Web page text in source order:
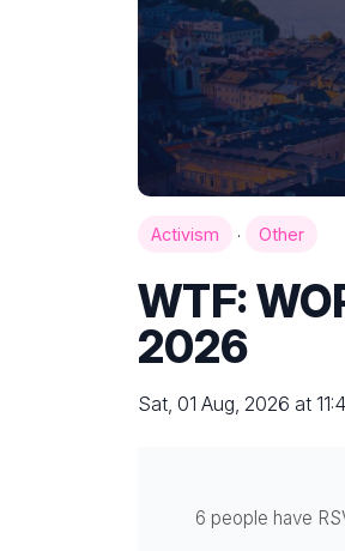
Activism · Other
WTF:
2026
Sat, 01 Aug, 2026 at
6 people have